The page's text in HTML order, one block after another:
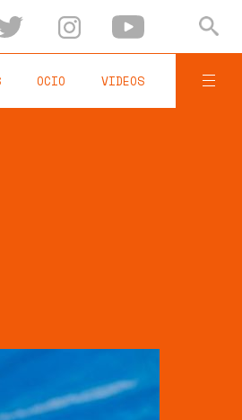
OCIO VIDEOS